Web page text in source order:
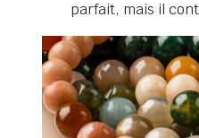
parfait, mais il